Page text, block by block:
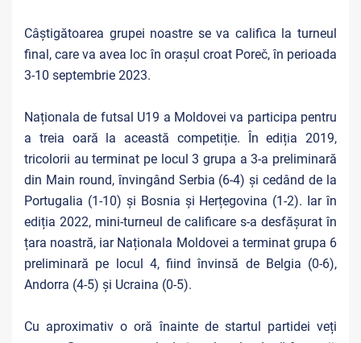
Câștigătoarea grupei noastre se va califica la turneul
final, care va avea loc în orașul croat Poreč, în perioada
3-10 septembrie 2023.
Naționala de futsal U19 a Moldovei va participa pentru
a treia oară la această competiție. În ediția 2019,
tricolorii au terminat pe locul 3 grupa a 3-a preliminară
din Main round, învingând Serbia (6-4) și cedând de la
Portugalia (1-10) și Bosnia și Herțegovina (1-2). Iar în
ediția 2022, mini-turneul de calificare s-a desfășurat în
țara noastră, iar Naționala Moldovei a terminat grupa 6
preliminară pe locul 4, fiind învinsă de Belgia (0-6),
Andorra (4-5) și Ucraina (0-5).
Cu aproximativ o oră înainte de startul partidei veți